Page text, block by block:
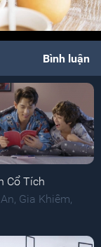
Bình luận
Cổ Tích
Gia Khiêm